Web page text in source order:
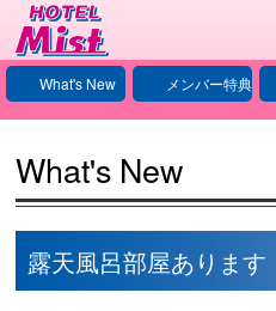
What's New メンバー特典
What's New
露天風呂部屋あります